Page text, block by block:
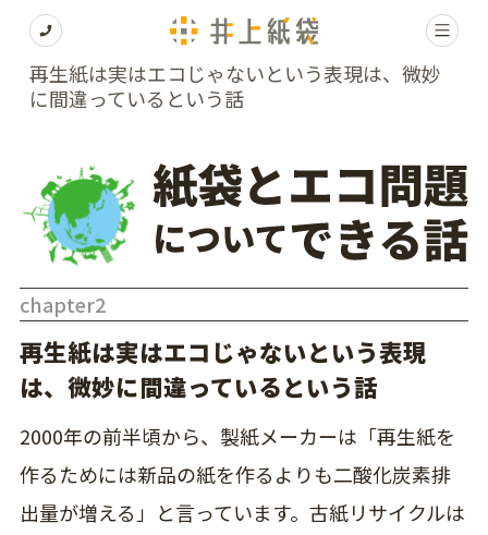
再生紙は実はエコじゃないという表現は、微妙
に間違っているという話
chapter2
再生紙は実はエコじゃないという表現
は、微妙に間違っているという話
2000年の前半頃から、製紙メーカーは「再生紙を
作るためには新品の紙を作るよりも二酸化炭素排
出量が増える」と言っています。古紙リサイクルは